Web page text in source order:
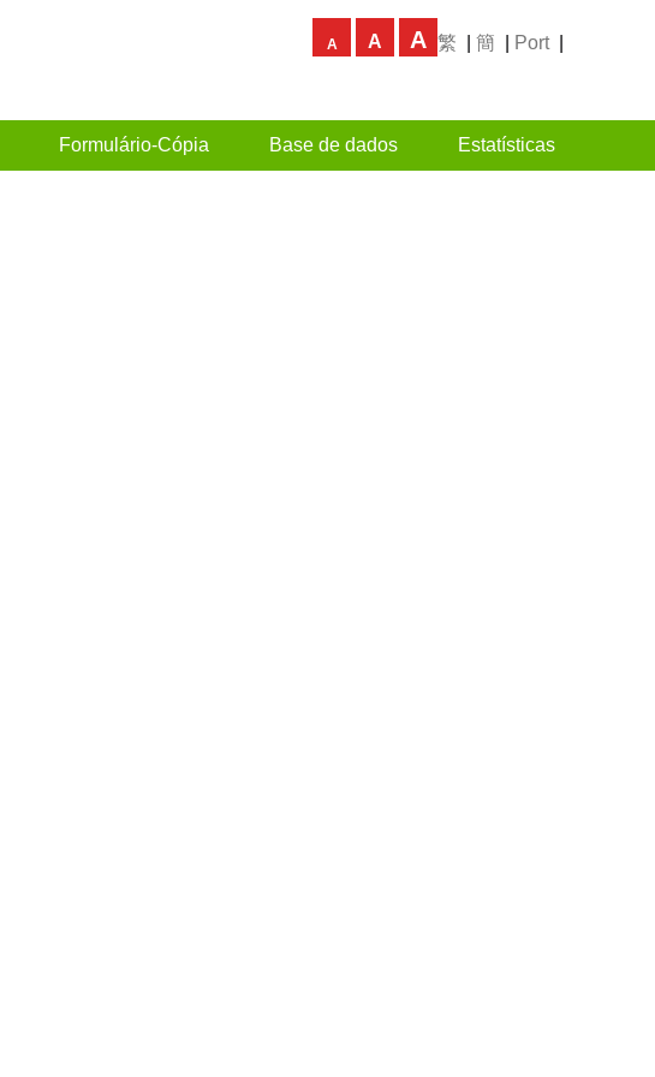
A A A 繁 簡 Port|
Formulário-Cópia Base de dados Estatísticas